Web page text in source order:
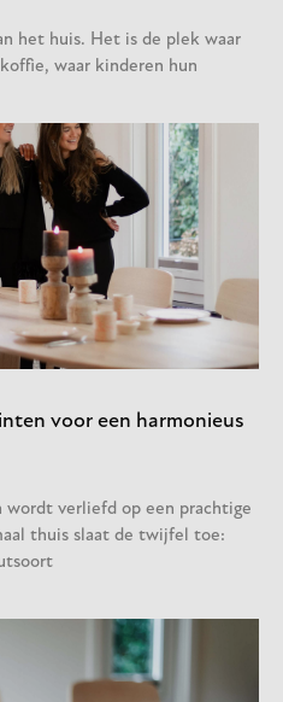
het huis. Het is de plek waar
waar kinderen hun
voor een harmonieus
wordt verliefd op een prachtige
thuis slaat de twijfel toe: